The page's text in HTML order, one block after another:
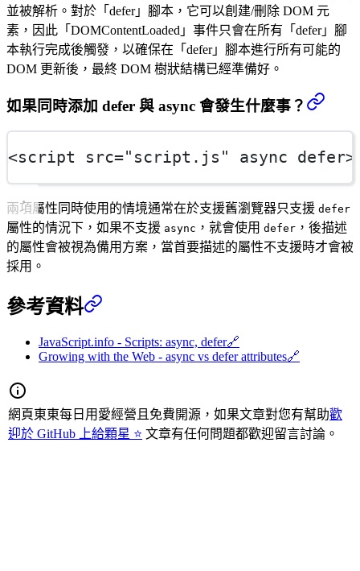
並被解析。對於「defer」腳本，它可以創建/刪除 DOM 元
素，因此「DOMContentLoaded」事件只會在所有「defer」腳
本執行完成後觸發，以確保在「defer」腳本進行所有可能的
DOM 更新後，最終 DOM 樹狀結構已經準備好。
如果同時添加 defer 與 async 會發生什麼事？
<script src="script.js" async defer
兩項屬性同時使用的情境通常在於支援舊瀏覽器只支援 defer
屬性的情況下，如果不支援 async ，就會使用 defer ，後描述
的屬性會被視為備用方案，當首要描述的屬性不支援時才會被
採用。
參考資料
JavaScript.info - Scripts: async, defer🔗
Growing with the Web - async vs defer attributes🔗
網頁東東每日用愛經營且免費開源，如果文章對您有幫助歡
迎於 GitHub 上給顆星 ⭐ 文章有任何問題都歡迎留言討論。